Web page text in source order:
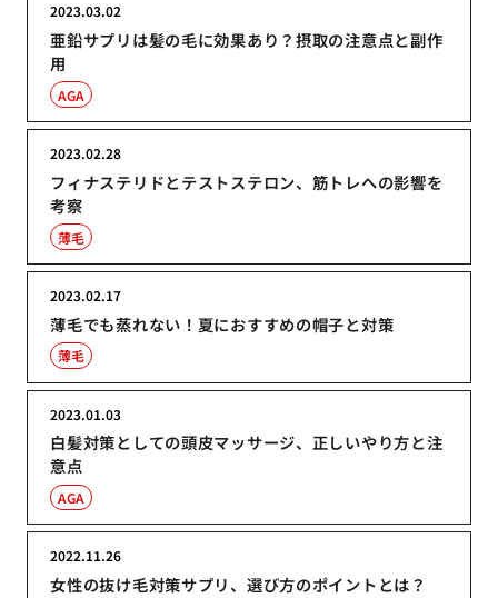
亜鉛サプリは髪の毛に効果あり？摂取の注意点と副作
用
2023.03.02
AGA
フィナステリドとテストステロン、筋トレへの影響を
考察
2023.02.28
薄毛
薄毛でも蒸れない！夏におすすめの帽子と対策
2023.02.17
薄毛
白髪対策としての頭皮マッサージ、正しいやり方と注
意点
2023.01.03
AGA
女性の抜け毛対策サプリ、選び方のポイントとは？
2022.11.26